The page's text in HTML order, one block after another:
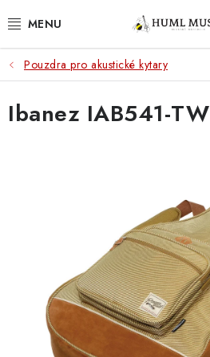
na
KYTARY
UKULELE
KYTAROVÉ PŘÍSLUŠENSTVÍ
Pouzdra pro akustické kytary
Ibanez IAB541-TW